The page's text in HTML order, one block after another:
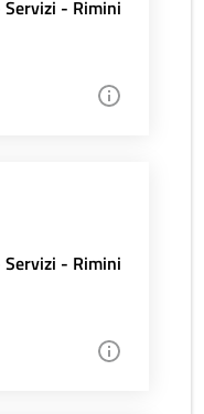
- Rimini
- Rimini